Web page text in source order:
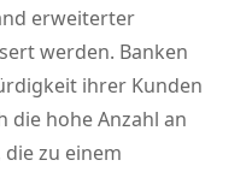
erweiterter
werden. Banken
ihrer Kunden
die hohe Anzahl an
zu einem